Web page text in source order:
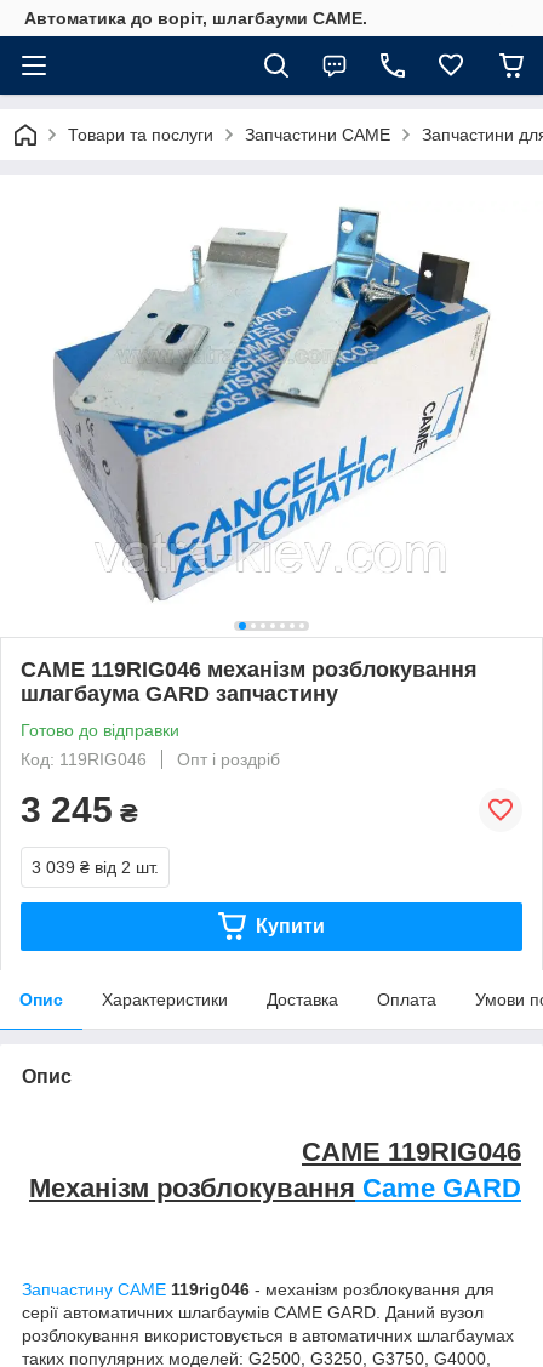
Автоматика до воріт, шлагбауми CAME.
Товари та послуги Запчастини CAME Запчастини
CAME 119RIG046 механізм розблокування
шлагбаума GARD запчастину
Готово до відправки
Код: 119RIG046
Опт і роздріб
3 245 ₴
3 039 ₴ від 2 шт.
Купити
Опис Характеристики Доставка Оплата Умови
Опис
CAME 119RIG046
Механізм розблокування Came GARD
Запчастину CAME 119rig046 - механізм розблокування для
серії автоматичних шлагбаумів CAME GARD. Даний вузол
розблокування використовується в автоматичних шлагбаумах
таких популярних моделей: G2500, G3250, G3750, G4000,